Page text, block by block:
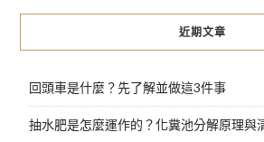
近期文章
回頭車是什麼？先了解並做這3件事
抽水肥是怎麼運作的？化糞池分解原理與